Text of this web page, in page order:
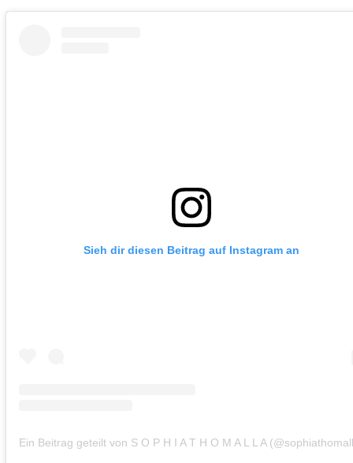
Sieh dir diesen Beitrag auf Instagram an
Ein Beitrag geteilt von S O P H I A T H O M A L L A